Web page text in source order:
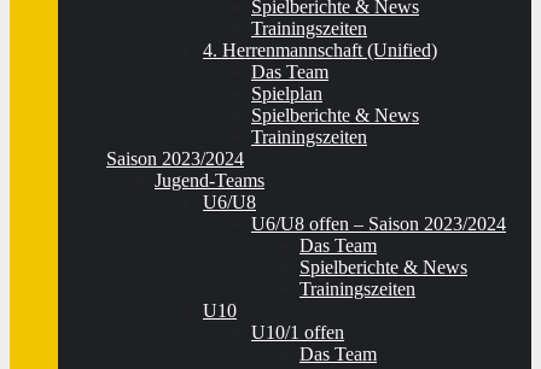
Spielberichte & News
Trainingszeiten
4. Herrenmannschaft (Unified)
Das Team
Spielplan
Spielberichte & News
Trainingszeiten
Saison 2023/2024
Jugend-Teams
U6/U8
U6/U8 offen – Saison 2023/2024
Das Team
Spielberichte & News
Trainingszeiten
U10
U10/1 offen
Das Team